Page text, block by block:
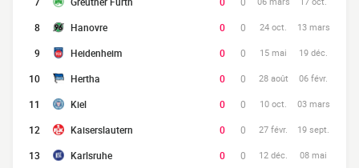
8 Hanovre 0 0 24 oct. 13 mars
9 Heidenheim 0 0 15 mai 19 déc.
10 Hertha 0 0 28 août 06 févr.
11 Kiel 0 0 10 oct. 03 mars
12 Kaiserslautern 0 0 27 févr. 19 sept.
13 Karlsruhe 0 0 12 déc. 08 mai